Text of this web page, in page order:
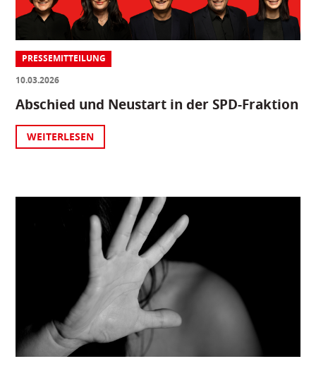
PRESSEMITTEILUNG
10.03.2026
Abschied und Neustart in der SPD-Fraktion
WEITERLESEN